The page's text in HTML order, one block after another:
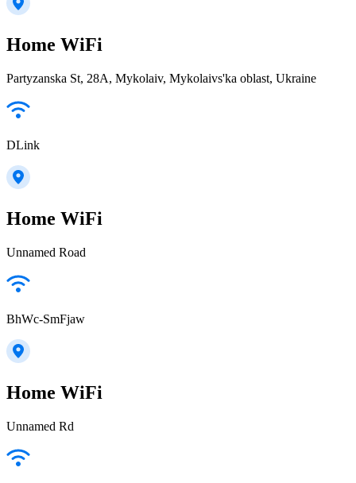
Home WiFi
Partyzanska St, 28А, Mykolaiv, Mykolaivs'ka oblast, Ukraine
DLink
Home WiFi
Unnamed Road
BhWc-SmFjaw
Home WiFi
Unnamed Rd